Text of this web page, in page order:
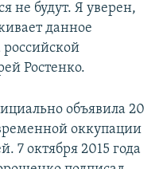
не будут. Я уверен,
данное
российской
Ростенко.
объявила 20
оккупации
7 октября 2015 года